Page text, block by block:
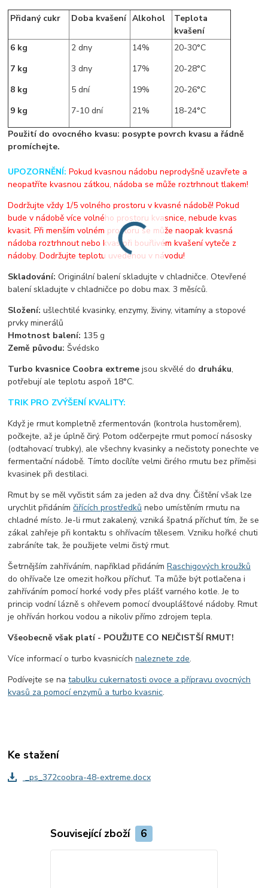
Přidaný cukr Doba kvašení Alkohol
Teplota
kvašení
6 kg
7 kg
8 kg
9 kg
2 dny
3 dny
5 dní
7-10 dní
14%
17%
19%
21%
20-30°C
20-28°C
20-26°C
18-24°C
Použití do ovocného kvasu: posypte povrch kvasu a řádně
promíchejte.
UPOZORNĚNÍ: Pokud kvasnou nádobu neprodyšně uzavřete a
neopatříte kvasnou zátkou, nádoba se může roztrhnout tlakem!
Dodržujte vždy 1/5 volného prostoru v kvasné nádobě! Pokud
bude v nádobě více volného prostoru kvasnice, nebude kvas
kvasit. Při menším volném prostoru se může naopak kvasná
nádoba roztrhnout nebo kvas při bouřlivém kvašení vyteče z
nádoby. Dodržujte teplotu uvedenou v návodu!
Skladování: Originální balení skladujte v chladničce. Otevřené
balení skladujte v chladničce po dobu max. 3 měsíců.
Složení: ušlechtilé kvasinky, enzymy, živiny, vitamíny a stopové
prvky minerálů
Hmotnost balení: 135 g
Země původu: Švédsko
Turbo kvasnice Coobra extreme jsou skvělé do druháku,
potřebují ale teplotu aspoň 18°C.
TRIK PRO ZVÝŠENÍ KVALITY:
Když je rmut kompletně zfermentován (kontrola hustoměrem),
počkejte, až je úplně čirý. Potom odčerpejte rmut pomocí násosky
(odtahovací trubky), ale všechny kvasinky a nečistoty ponechte ve
fermentační nádobě. Tímto docílíte velmi čirého rmutu bez příměsi
kvasinek při destilaci.
Rmut by se měl vyčistit sám za jeden až dva dny. Čištění však lze
urychlit přidánímčiřících prostředků nebo umístěním rmutu na
chladné místo. Je-li rmut zakalený, vzniká špatná příchuť tím, že se
zákal zahřeje při kontaktu s ohřívacím tělesem. Vzniku hořké chuti
zabráníte tak, že použijete velmi čistý rmut.
Šetrnějším zahříváním, například přidánímRaschigových kroužků
do ohřívače lze omezit hořkou příchuť. Ta může být potlačena i
zahříváním pomocí horké vody přes plášť varného kotle. Je to
princip vodní lázně s ohřevem pomocí dvouplášťové nádoby. Rmut
je ohříván horkou vodou a nikoliv přímo zdrojem tepla.
Všeobecně však platí - POUŽIJTE CO NEJČISTŠÍ RMUT!
Více informací o turbo kvasnicíchnaleznete zde.
Podívejte se natabulku cukernatosti ovoce a přípravu ovocných
kvasů za pomocí enzymů a turbo kvasnic.
Ke stažení
_ps_372coobra-48-extreme.docx
Související zboží 6